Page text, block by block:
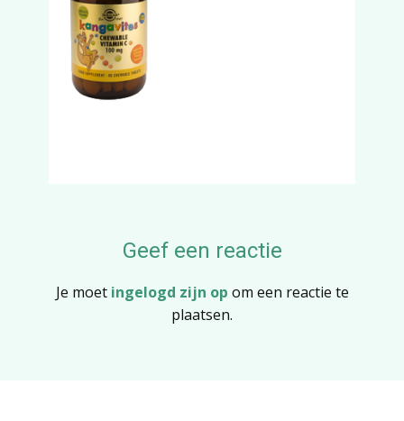
Geef een reactie
Je moet ingelogd zijn op om een reactie te
plaatsen.